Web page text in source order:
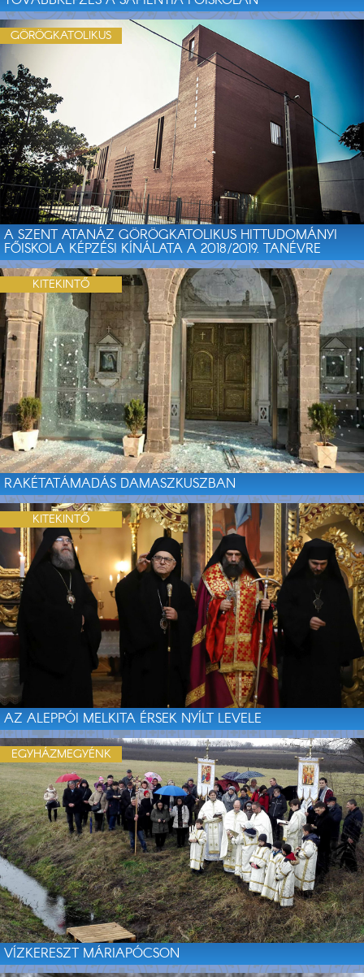
A SZENT ATANÁZ GÖRÖGKATOLIKUS HITTUDOMÁNYI
FŐISKOLA KÉPZÉSI KÍNÁLATA A 2018/2019. TANÉVRE
GÖRÖGKATOLIKUS
RAKÉTATÁMADÁS DAMASZKUSZBAN
KITEKINTŐ
AZ ALEPPÓI MELKITA ÉRSEK NYÍLT LEVELE
KITEKINTŐ
VÍZKERESZT MÁRIAPÓCSON
EGYHÁZMEGYÉNK